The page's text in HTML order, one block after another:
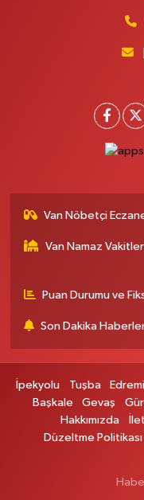
Van Nöbetçi
Van Namaz
Puan Durumu ve
Son Dakika
İpekyolu Tuşba
Başkale
Gevaş
Hakkımızda
Düzeltme Politikası